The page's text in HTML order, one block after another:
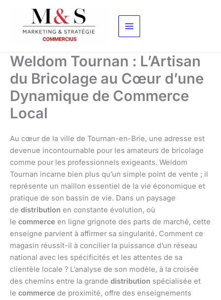
contenu
Weldom Tournan : L’Artisan
du Bricolage au Cœur d’une
Dynamique de Commerce
Local
Au cœur de la ville de Tournan-en-Brie, une adresse est
devenue incontournable pour les amateurs de bricolage
comme pour les professionnels exigeants. Weldom
Tournan incarne bien plus qu’un simple point de vente ; il
représente un maillon essentiel de la vie économique et
pratique de son bassin de vie. Dans un paysage
de distribution en constante évolution, où
le commerce en ligne grignote des parts de marché, cette
enseigne parvient à affirmer sa singularité. Comment ce
magasin réussit-il à concilier la puissance d’un réseau
national avec les spécificités et les attentes de sa
clientèle locale ? L’analyse de son modèle, à la croisée
des chemins entre la grande distribution spécialisée et
le commerce de proximité, offre des enseignements